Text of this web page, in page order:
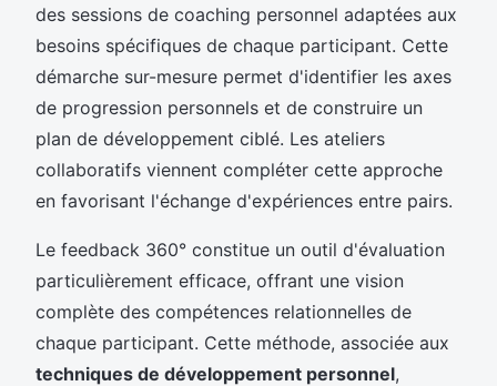
des sessions de coaching personnel adaptées aux
besoins spécifiques de chaque participant. Cette
démarche sur-mesure permet d'identifier les axes
de progression personnels et de construire un
plan de développement ciblé. Les ateliers
collaboratifs viennent compléter cette approche
en favorisant l'échange d'expériences entre pairs.
Le feedback 360° constitue un outil d'évaluation
particulièrement efficace, offrant une vision
complète des compétences relationnelles de
chaque participant. Cette méthode, associée aux
techniques de développement personnel,